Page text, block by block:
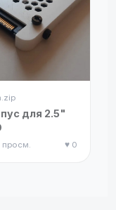
для 2.5"
просм. ♥ 0